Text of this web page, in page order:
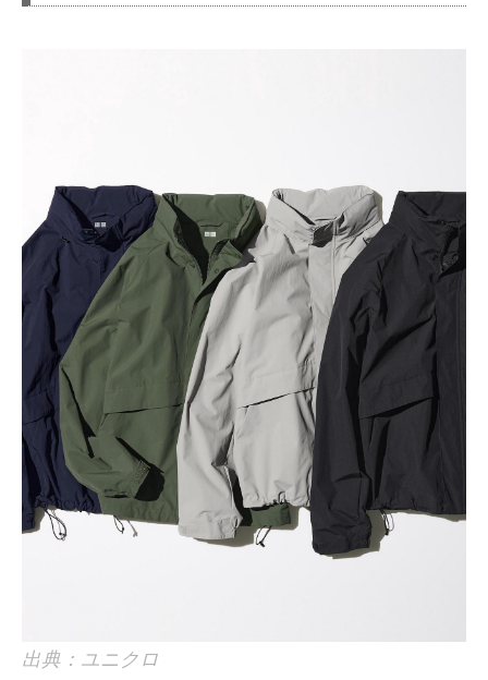
出典：ユニクロ